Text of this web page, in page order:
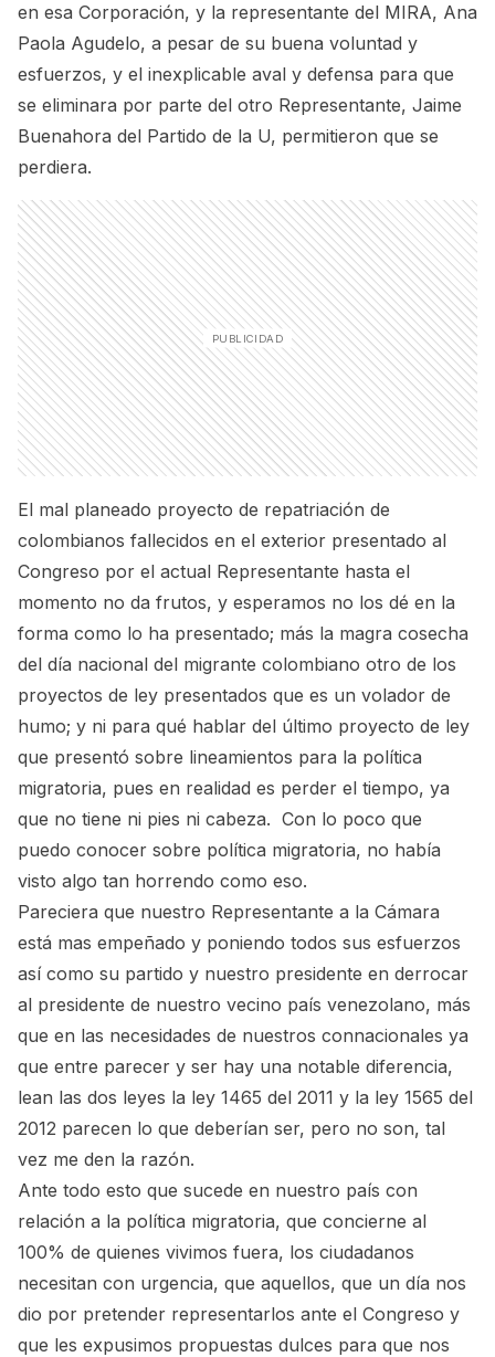
en esa Corporación, y la representante del MIRA, Ana
Paola Agudelo, a pesar de su buena voluntad y
esfuerzos, y el inexplicable aval y defensa para que
se eliminara por parte del otro Representante, Jaime
Buenahora del Partido de la U, permitieron que se
perdiera.
El mal planeado proyecto de repatriación de
colombianos fallecidos en el exterior presentado al
Congreso por el actual Representante hasta el
momento no da frutos, y esperamos no los dé en la
forma como lo ha presentado; más la magra cosecha
del día nacional del migrante colombiano otro de los
proyectos de ley presentados que es un volador de
humo; y ni para qué hablar del último proyecto de ley
que presentó sobre lineamientos para la política
migratoria, pues en realidad es perder el tiempo, ya
que no tiene ni pies ni cabeza. Con lo poco que
puedo conocer sobre política migratoria, no había
visto algo tan horrendo como eso.
Pareciera que nuestro Representante a la Cámara
está mas empeñado y poniendo todos sus esfuerzos
así como su partido y nuestro presidente en derrocar
al presidente de nuestro vecino país venezolano, más
que en las necesidades de nuestros connacionales ya
que entre parecer y ser hay una notable diferencia,
lean las dos leyes la ley 1465 del 2011 y la ley 1565 del
2012 parecen lo que deberían ser, pero no son, tal
vez me den la razón.
Ante todo esto que sucede en nuestro país con
relación a la política migratoria, que concierne al
100% de quienes vivimos fuera, los ciudadanos
necesitan con urgencia, que aquellos, que un día nos
dio por pretender representarlos ante el Congreso y
que les expusimos propuestas dulces para que nos